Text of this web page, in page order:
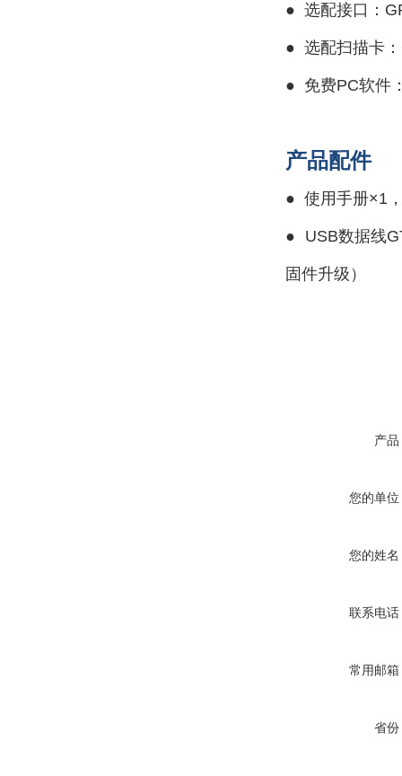
● 选配接口：
● 选配扫描卡
● 免费PC软件
产品配件
● 使用手册×1
● USB数据线
固件升级）
产品
您的单位
您的姓名
联系电话
常用邮箱
省份